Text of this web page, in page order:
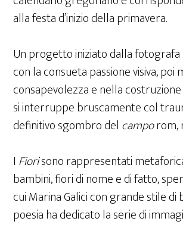
alla festa d’inizio della primavera.
Un progetto iniziato dalla fotografa
con la consueta passione visiva,
consapevolezza e nella
si interruppe bruscamente col
definitivo sgombro del camporom,
I Fiorisono rappresentati
bambini, fiori di nome e di fatto,
cui Marina Galici con grande stile di
poesia ha dedicato la serie di